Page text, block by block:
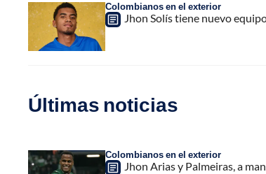
Colombianos en el exterior
Jhon Solís tiene nuevo
Últimas noticias
Colombianos en el exterior
Jhon Arias y Palmeiras, a